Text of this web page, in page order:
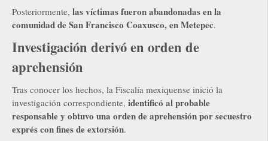
Posteriormente, las víctimas fueron abandonadas en la
comunidad de San Francisco Coaxusco, en Metepec.
Investigación derivó en orden de
aprehensión
Tras conocer los hechos, la Fiscalía mexiquense inició la
investigación correspondiente, identificó al probable
responsable y obtuvo una orden de aprehensión por secuestro
exprés con fines de extorsión.